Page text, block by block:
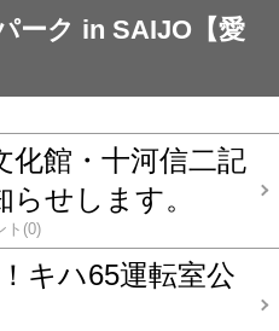
ーク in SAIJO【愛
化館・十河信二記
せします。
ト(0)
キハ65運転室公